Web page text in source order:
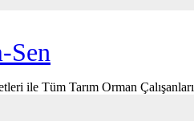
Sen
ile Tüm Tarım Orman Çalışanları